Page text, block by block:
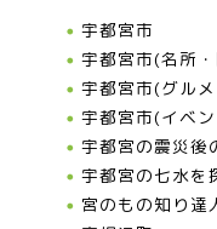
宇都宮市
宇都宮市(名所
宇都宮市(グル
宇都宮市(イベ
宇都宮の震災後
宇都宮の七水を
宮のもの知り達